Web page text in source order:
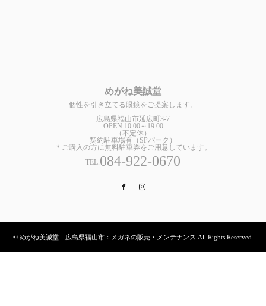
めがね美誠堂
個性を引き立てる眼鏡をご提案します。
広島県福山市延広町3-7
OPEN 10:00～19:00
（不定休）
契約駐車場有（SPパーク）
＊ご購入の方に無料駐車券をご用意しています。
TEL.084-922-0670
Facebook
© めがね美誠堂｜広島県福山市：メガネの販売・メンテナンス All Rights Reserved.